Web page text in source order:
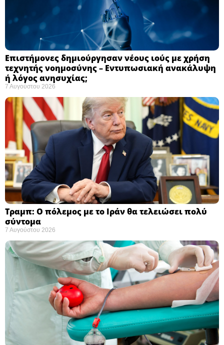
Επιστήμονες δημιούργησαν νέους ιούς με χρήση
τεχνητής νοημοσύνης – Εντυπωσιακή ανακάλυψη
ή λόγος ανησυχίας; ​
7 Αυγούστου 2026
Τραμπ: Ο πόλεμος με το Ιράν θα τελειώσει πολύ
σύντομα ​
7 Αυγούστου 2026